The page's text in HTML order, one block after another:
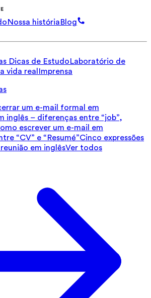
Nossa históriaBlog
Dicas de EstudoLaboratório de
vida real Imprensa
um e-mail formal em
inglês – diferenças entre “job”,
escrever um e-mail em
“CV” e “Resumé”Cinco expressões
em inglêsVer todos